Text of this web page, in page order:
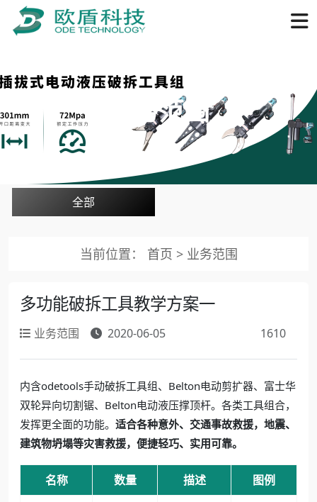
业务范围
全部
当前位置： 首页 > 业务范围
多功能破拆工具教学方案一
业务范围 2020-06-05 1610
内含odetools手动破拆工具组、Belton电动剪扩器、富士华
双轮异向切割锯、Belton电动液压撑顶杆。各类工具组合，
发挥更全面的功能。 适合各种意外、交通事故救援，地震、
建筑物坍塌等灾害救援，便捷轻巧、实用可靠。
名称 数量 描述 图例